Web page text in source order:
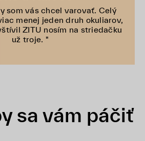
som vás chcel varovať. Celý
menej jeden druh okuliarov,
ZITU nosím na striedačku
už troje. "
sa vám páčiť